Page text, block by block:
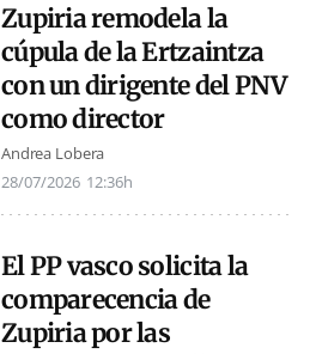
Zupiria remodela la
cúpula de la Ertzaintza
con un dirigente del PNV
como director
Andrea Lobera
28/07/2026 12:36h
El PP vasco solicita la
comparecencia de
Zupiria por las